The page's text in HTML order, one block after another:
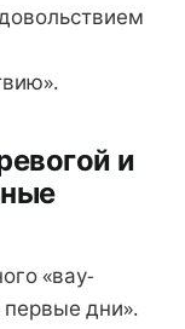
и
«вау-
дни».